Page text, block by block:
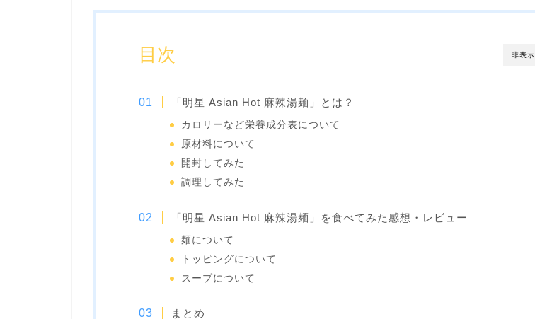
非表示
目次
「明星 Asian Hot 麻辣湯麺」とは？
カロリーなど栄養成分表について
原材料について
開封してみた
調理してみた
「明星 Asian Hot 麻辣湯麺」を食べてみた感想・レビュー
麺について
トッピングについて
スープについて
まとめ